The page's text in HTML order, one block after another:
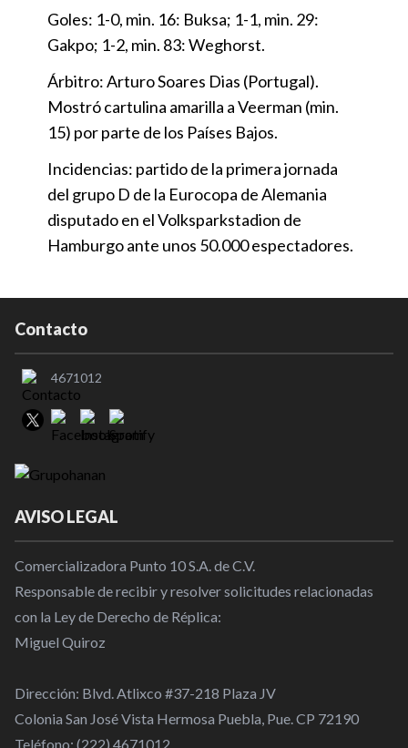
Goles: 1-0, min. 16: Buksa; 1-1, min. 29:
Gakpo; 1-2, min. 83: Weghorst.
Árbitro: Arturo Soares Dias (Portugal).
Mostró cartulina amarilla a Veerman (min.
15) por parte de los Países Bajos.
Incidencias: partido de la primera jornada
del grupo D de la Eurocopa de Alemania
disputado en el Volksparkstadion de
Hamburgo ante unos 50.000 espectadores.
Contacto
4671012
AVISO LEGAL
Comercializadora Punto 10 S.A. de C.V.
Responsable de recibir y resolver solicitudes relacionadas
con la Ley de Derecho de Réplica:
Miguel Quiroz
Dirección: Blvd. Atlixco #37-218 Plaza JV
Colonia San José Vista Hermosa Puebla, Pue. CP 72190
Teléfono: (222) 4671012